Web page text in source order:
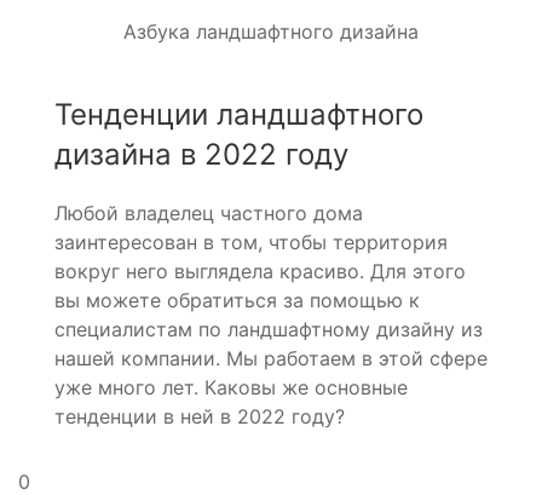
Азбука ландшафтного дизайна
Тенденции ландшафтного
дизайна в 2022 году
Любой владелец частного дома
заинтересован в том, чтобы территория
вокруг него выглядела красиво. Для этого
вы можете обратиться за помощью к
специалистам по ландшафтному дизайну из
нашей компании. Мы работаем в этой сфере
уже много лет. Каковы же основные
тенденции в ней в 2022 году?
0